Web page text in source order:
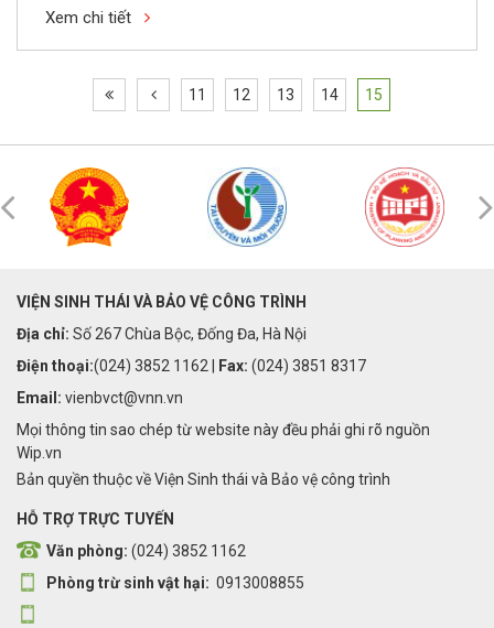
Xem chi tiết
11 12 13 14 15
VIỆN SINH THÁI VÀ BẢO VỆ CÔNG TRÌNH
Địa chỉ: Số 267 Chùa Bộc, Đống Đa, Hà Nội
Điện thoại:(024) 3852 1162 | Fax: (024) 3851 8317
Email: vienbvct@vnn.vn
Mọi thông tin sao chép từ website này đều phải ghi rõ nguồn
Wip.vn
Bản quyền thuộc về Viện Sinh thái và Bảo vệ công trình
HỖ TRỢ TRỰC TUYẾN
Văn phòng: (024) 3852 1162
Phòng trừ sinh vật hại: 0913008855